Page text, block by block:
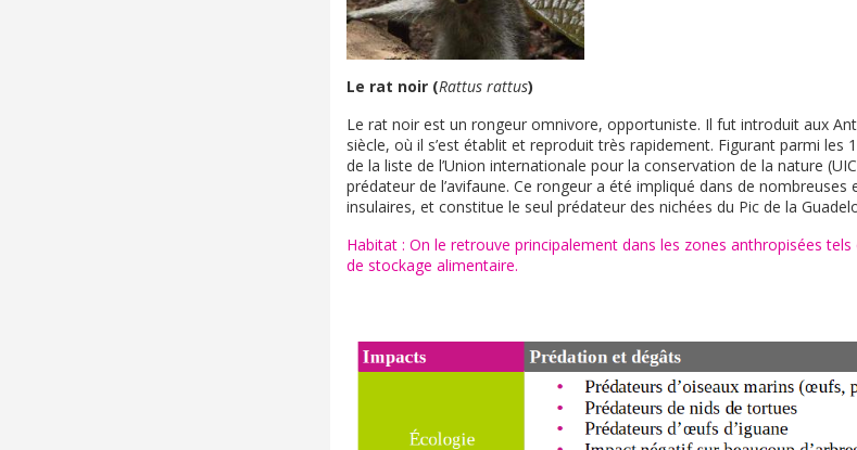
Le rat noir (Rattus rattus)
Le rat noir est un rongeur omnivore, opportuniste. Il fut introduit aux
siècle, où il s’est établit et reproduit très rapidement. Figurant parmi les
de la liste de l’Union internationale pour la conservation de la nature
prédateur de l’avifaune. Ce rongeur a été impliqué dans de nombreuses
insulaires, et constitue le seul prédateur des nichées du Pic de la
Habitat : On le retrouve principalement dans les zones anthropisées
de stockage alimentaire.